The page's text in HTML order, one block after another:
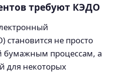
требуют КЭДО
не просто
бумажным процессам, а
для некоторых